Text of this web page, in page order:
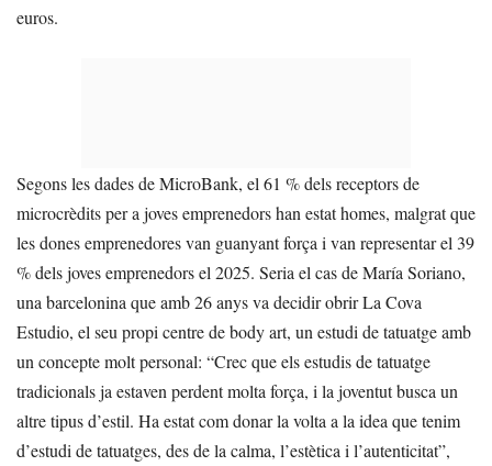
euros.
Segons les dades de MicroBank, el 61 % dels receptors de
microcrèdits per a joves emprenedors han estat homes, malgrat que
les dones emprenedores van guanyant força i van representar el 39
% dels joves emprenedors el 2025. Seria el cas de María Soriano,
una barcelonina que amb 26 anys va decidir obrir La Cova
Estudio, el seu propi centre de body art, un estudi de tatuatge amb
un concepte molt personal: “Crec que els estudis de tatuatge
tradicionals ja estaven perdent molta força, i la joventut busca un
altre tipus d’estil. Ha estat com donar la volta a la idea que tenim
d’estudi de tatuatges, des de la calma, l’estètica i l’autenticitat”,